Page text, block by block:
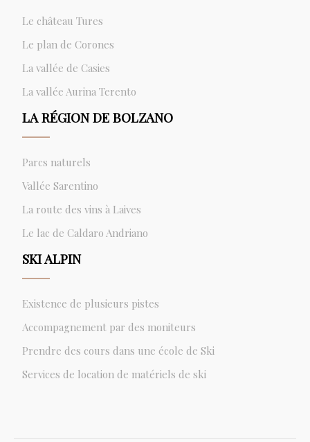
Le château Tures
Le plan de Corones
La vallée de Casies
La vallée Aurina Terento
LA RÉGION DE BOLZANO
Parcs naturels
Vallée Sarentino
La route des vins à Laives
Le lac de Caldaro Andriano
SKI ALPIN
Existence de plusieurs pistes
Accompagnement par des moniteurs
Prendre des cours dans une école de Ski
Services de location de matériels de ski